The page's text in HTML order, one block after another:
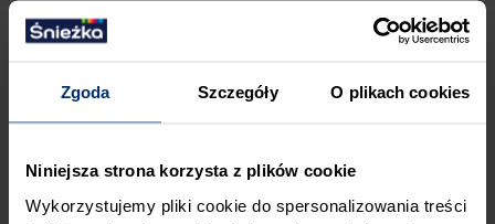
Zgoda Szczegóły O plikach cookies
Niniejsza strona korzysta z plików cookie
Wykorzystujemy pliki cookie do spersonalizowania treści
Jeśli uważasz, że ten sklep nie powinien znaleźć się na liście